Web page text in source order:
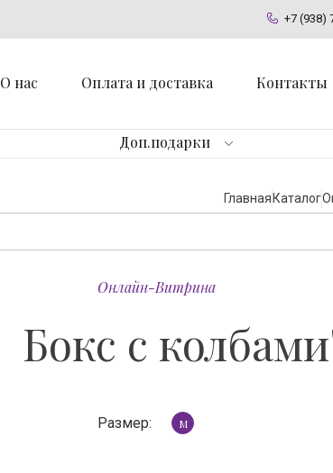
+7 (938)
О нас Оплата и доставка Контакты
Доп.подарки
Главная Каталог
Онлайн-Витрина
Бокс с
Размер: M